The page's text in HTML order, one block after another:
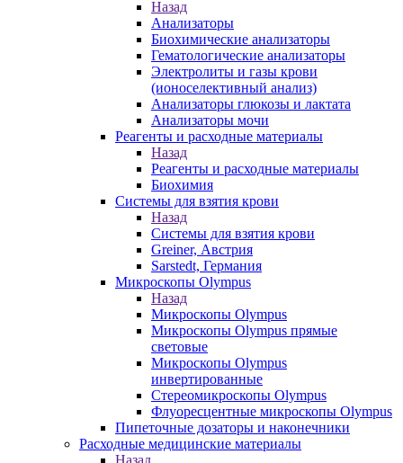
Назад
Анализаторы
Биохимические анализаторы
Гематологические анализаторы
Электролиты и газы крови
(ионоселективный анализ)
Анализаторы глюкозы и лактата
Анализаторы мочи
Реагенты и расходные материалы
Назад
Реагенты и расходные материалы
Биохимия
Системы для взятия крови
Назад
Системы для взятия крови
Greiner, Австрия
Sarstedt, Германия
Микроскопы Olympus
Назад
Микроскопы Olympus
Микроскопы Olympus прямые
световые
Микроскопы Olympus
инвертированные
Стереомикроскопы Olympus
Флуоресцентные микроскопы Olympus
Пипеточные дозаторы и наконечники
Расходные медицинские материалы